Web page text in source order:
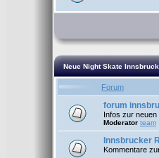
Neue Night Skate Innsbruck
Forum
forum
Infos zur
Moderator team
Innsbrucker
Kommentare